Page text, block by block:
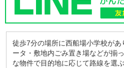
徒歩7分の場所に西船場小学校が
ータ・敷地内ごみ置き場などが揃
な物件で目的地に応じて路線を選